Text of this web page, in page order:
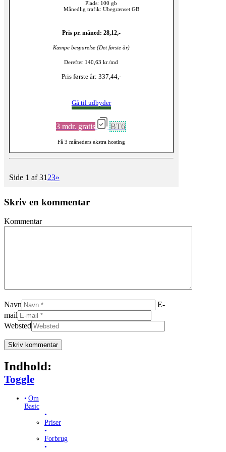
Plads: 100 gb
Månedlig trafik: Ubegrænset GB
Pris pr. måned: 28,12,-
Kæmpe besparelse (Det første år)
Derefter 140,63 kr./md
Pris første år: 337,44,-
Gå til udbyder
3 mdr. gratis BT6
Få 3 måneders ekstra hosting
Side 1 af 31 23»
Skriv en kommentar
Kommentar
Navn
E-
mail
Websted
Indhold:
Toggle Table of Content
Toggle
Om
Basic
Priser
Forbrug